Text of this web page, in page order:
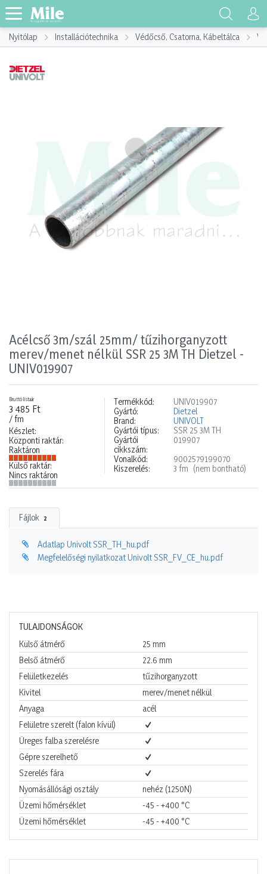
Nyitólap Installációtechnika Védőcső, Csatorna, Kábeltálca
Acélcső 3m/szál 25mm/ tűzihorganyzott
merev/menet nélkül SSR 25 3M TH Dietzel -
UNIV019907
Bruttó listaár
3 485 Ft
/ fm
Készlet:
Központi raktár:
Raktáron
Külső raktár:
Nincs raktáron
Termékkód:
UNIV019907
Gyártó:
Dietzel
Brand:
UNIVOLT
Gyártói típus:
SSR 25 3M TH
Gyártói
cikkszám:
019907
Vonalkód:
9002579199070
Kiszerelés:
3 fm (nem bontható)
Fájlok 2
Adatlap Univolt SSR_TH_hu.pdf
Megfelelőségi nyilatkozat Univolt SSR_FV_CE_hu.pdf
TULAJDONSÁGOK
Külső átmérő
25 mm
Belső átmérő
22.6 mm
Felületkezelés
tűzihorganyzott
Kivitel
merev/menet nélkül
Anyaga
acél
Felületre szerelt (falon kívül)
Üreges falba szerelésre
Gépre szerelhető
Szerelés fára
Nyomásállósági osztály
nehéz (1250N)
Üzemi hőmérséklet
-45 - +400 °C
Üzemi hőmérséklet
-45 - +400 °C